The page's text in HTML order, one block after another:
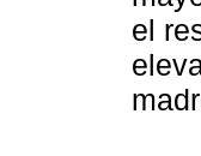
el